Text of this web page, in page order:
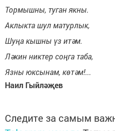
Тормышны, туган якны.
Аклыкта шул матурлык,
Шуңа кышны үз итәм.
Ләкин никтер соңга таба,
Язны юксынам, көтәм!...
Наил Гыйләҗев
Следите за самым